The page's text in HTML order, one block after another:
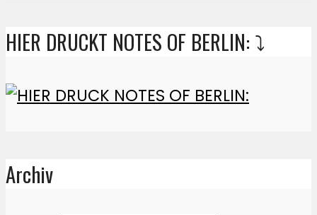
HIER DRUCKT NOTES OF BERLIN: ⤵️
Archiv